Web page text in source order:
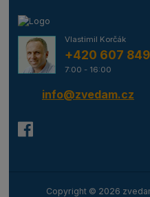
Vlastimil Korčák
+420 607
7:00 - 16:00
info@zvedam.cz
Copyright © 2026